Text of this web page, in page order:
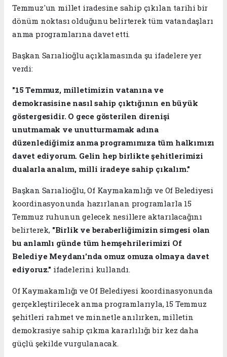
Temmuz'un millet iradesine sahip çıkılan tarihi bir
dönüm noktası olduğunu belirterek tüm vatandaşları
anma programlarına davet etti.
Başkan Sarıalioğlu açıklamasında şu ifadelere yer
verdi:
"15 Temmuz, milletimizin vatanına ve
demokrasisine nasıl sahip çıktığının en büyük
göstergesidir. O gece gösterilen direnişi
unutmamak ve unutturmamak adına
düzenlediğimiz anma programımıza tüm halkımızı
davet ediyorum. Gelin hep birlikte şehitlerimizi
dualarla analım, milli iradeye sahip çıkalım."
Başkan Sarıalioğlu, Of Kaymakamlığı ve Of Belediyesi
koordinasyonunda hazırlanan programlarla 15
Temmuz ruhunun gelecek nesillere aktarılacağını
belirterek, "Birlik ve beraberliğimizin simgesi olan
bu anlamlı günde tüm hemşehrilerimizi Of
Belediye Meydanı'nda omuz omuza olmaya davet
ediyoruz." ifadelerini kullandı.
Of Kaymakamlığı ve Of Belediyesi koordinasyonunda
gerçekleştirilecek anma programlarıyla, 15 Temmuz
şehitleri rahmet ve minnetle anılırken, milletin
demokrasiye sahip çıkma kararlılığı bir kez daha
güçlü şekilde vurgulanacak.